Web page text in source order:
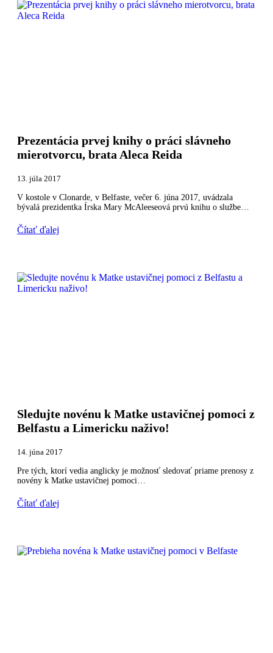
Prezentácia prvej knihy o práci slávneho
mierotvorcu, brata Aleca Reida
13. júla 2017
V kostole v Clonarde, v Belfaste, večer 6. júna 2017, uvádzala
bývalá prezidentka Írska Mary McAleeseová prvú knihu o službe…
Čítať ďalej
Sledujte novénu k Matke ustavičnej pomoci z
Belfastu a Limericku naživo!
14. júna 2017
Pre tých, ktorí vedia anglicky je možnosť sledovať priame prenosy z
novény k Matke ustavičnej pomoci…
Čítať ďalej